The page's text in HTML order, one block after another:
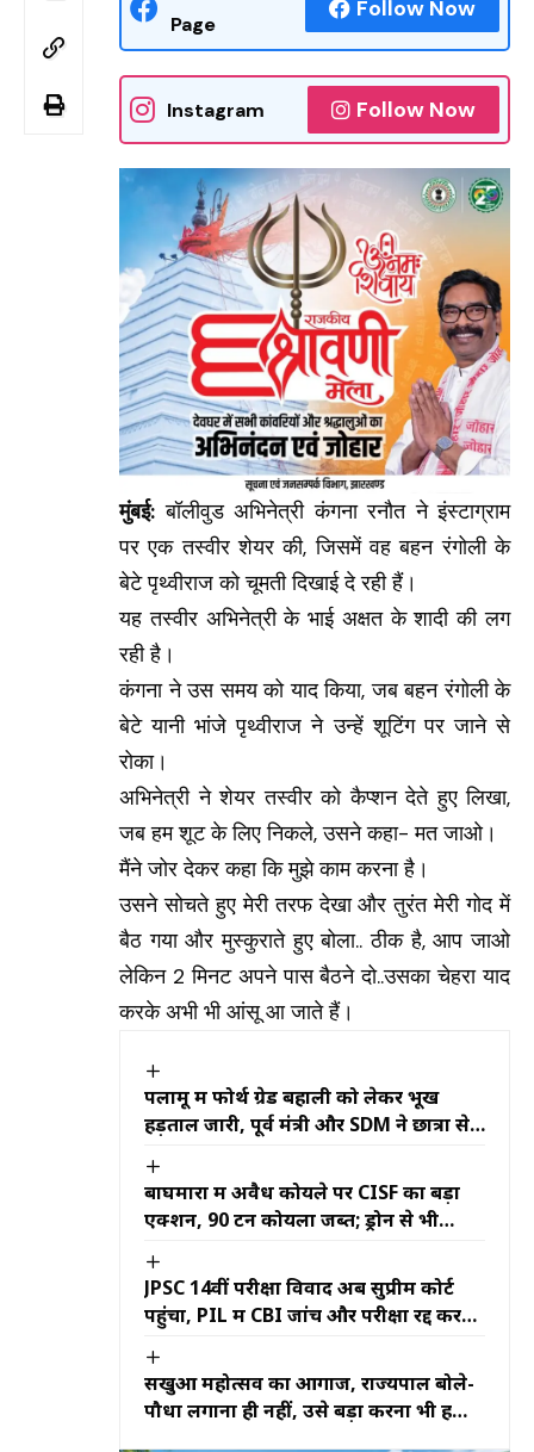
Page
Follow Now
Instagram Follow Now
मुंबई: बॉलीवुड अभिनेत्री कंगना रनौत ने इंस्टाग्राम
पर एक तस्वीर शेयर की, जिसमें वह बहन रंगोली के
बेटे पृथ्वीराज को चूमती दिखाई दे रही हैं।
यह तस्वीर अभिनेत्री के भाई अक्षत के शादी की लग
रही है।
कंगना ने उस समय को याद किया, जब बहन रंगोली के
बेटे यानी भांजे पृथ्वीराज ने उन्हें शूटिंग पर जाने से
रोका।
अभिनेत्री ने शेयर तस्वीर को कैप्शन देते हुए लिखा,
जब हम शूट के लिए निकले, उसने कहा- मत जाओ।
मैंने जोर देकर कहा कि मुझे काम करना है।
उसने सोचते हुए मेरी तरफ देखा और तुरंत मेरी गोद में
बैठ गया और मुस्कुराते हुए बोला.. ठीक है, आप जाओ
लेकिन 2 मिनट अपने पास बैठने दो..उसका चेहरा याद
करके अभी भी आंसू आ जाते हैं।
पलामू में फोर्थ ग्रेड बहाली को लेकर भूख
हड़ताल जारी, पूर्व मंत्री और SDM ने छात्रों से
बाघमारा में अवैध कोयले पर CISF का बड़ा
एक्शन, 90 टन कोयला जब्त; ड्रोन से भी
JPSC 14वीं परीक्षा विवाद अब सुप्रीम कोर्ट
पहुंचा, PIL में CBI जांच और परीक्षा रद्द करने
सखुआ महोत्सव का आगाज, राज्यपाल बोले-
पौधा लगाना ही नहीं, उसे बड़ा करना भी हमारी